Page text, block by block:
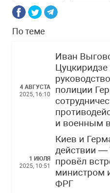
По теме
4 АВГУСТА
2025, 16:10
Иван
Цуцкиридзе
полиции
и военным
1 ИЮЛЯ
2025, 10:51
Киев и
действии —
провёл
министром
ФРГ